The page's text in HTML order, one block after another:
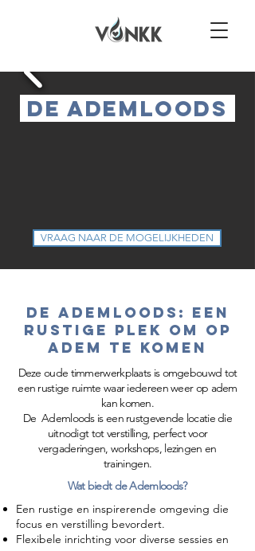
​ de ademloods
VRAAG NAAR DE MOGELIJKHEDEN
De Ademloods: Een
Rustige Plek om Op
Adem te Komen
Deze oude timmerwerkplaats is omgebouwd tot
een rustige ruimte waar iedereen weer op adem
kan komen.
De Ademloods is een rustgevende locatie die
uitnodigt tot verstilling, perfect voor
vergaderingen, workshops, lezingen en
trainingen.
Wat biedt de Ademloods?
Een rustige en inspirerende omgeving die
focus en verstilling bevordert.
Flexibele inrichting voor diverse sessies en